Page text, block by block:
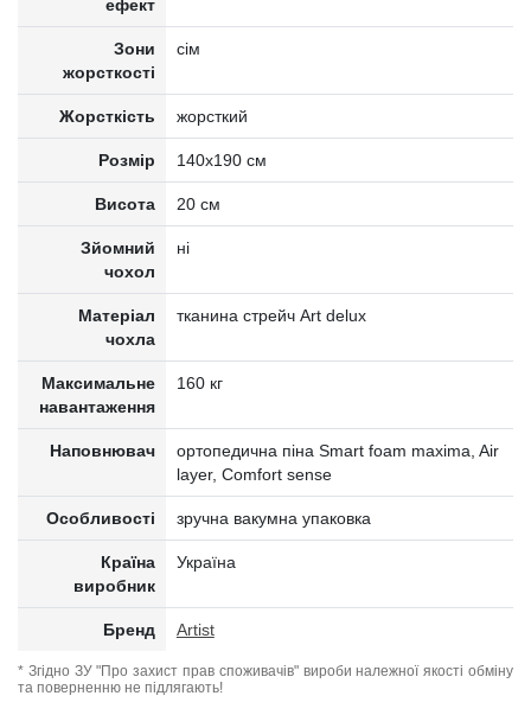
ефект
Зони
жорсткості
сім
Жорсткість жорсткий
Розмір 140x190 см
Висота 20 см
Зйомний
чохол
ні
Матеріал
чохла
тканина стрейч Art delux
Максимальне
навантаження
160 кг
Наповнювач
ортопедична піна Smart foam maxima, Air
layer, Comfort sense
Особливості зручна вакумна упаковка
Країна
виробник
Україна
Бренд Artist
* Згідно ЗУ "Про захист прав споживачів" вироби належної якості обміну
та поверненню не підлягають!